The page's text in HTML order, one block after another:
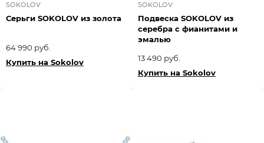
SOKOLOV
Серьги SOKOLOV из золота
64 990 руб.
Купить на Sokolov
SOKOLOV
Подвеска SOKOLOV из
серебра с фианитами и
эмалью
13 490 руб.
Купить на Sokolov